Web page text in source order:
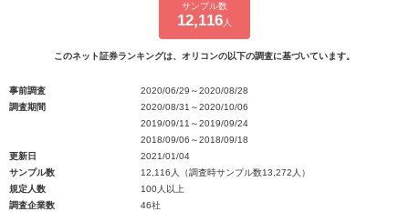
サンプル数
12,116 人
このネット証券ランキングは、オリコンの以下の調査に基づいています。
事前調査
2020/06/29～2020/08/28
調査期間
2020/08/31～2020/10/06
2019/09/11～2019/09/24
2018/09/06～2018/09/18
更新日
2021/01/04
サンプル数
12,116人（調査時サンプル数13,272人）
規定人数
100人以上
調査企業数
46社